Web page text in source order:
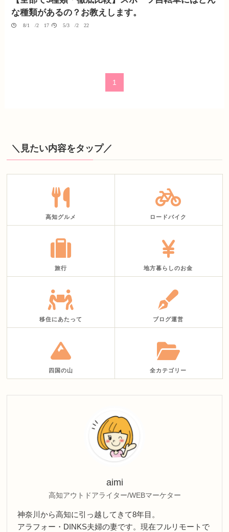
な種類があるの？お教えします。
08/10/2017 05/30/2022
1
＼見たい内容をタップ／
高知グルメ ロードバイク
旅行 地方暮らしのお金
移住にあたって ブログ運営
四国の山 全カテゴリー
aimi
高知アウトドアライター/WEBマーケター
神奈川から高知に引っ越してきて8年目。
アラフォー・DINKS夫婦の妻です。現在フルリモートで